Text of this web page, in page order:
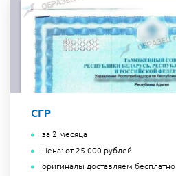
СГР
за 2 месяца
Цена: от 25 000 рублей
оригиналы доставляем бесплатно